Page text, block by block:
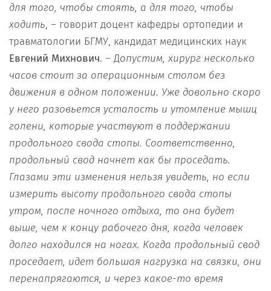
для того, чтобы стоять, а для того, чтобы
ходить, – говорит доцент кафедры ортопедии и
травматологии БГМУ, кандидат медицинских наук
Евгений Михнович. – Допустим, хирург несколько
часов стоит за операционным столом без
движения в одном положении. Уже довольно скоро
у него разовьется усталость и утомление мышц
голени, которые участвуют в поддержании
продольного свода стопы. Соответственно,
продольный свод начнет как бы проседать.
Глазами эти изменения нельзя увидеть, но если
измерить высоту продольного свода стопы
утром, после ночного отдыха, то она будет
выше, чем к концу рабочего дня, когда человек
долго находился на ногах. Когда продольный свод
проседает, идет большая нагрузка на связки, они
перенапрягаются, и через какое-то время